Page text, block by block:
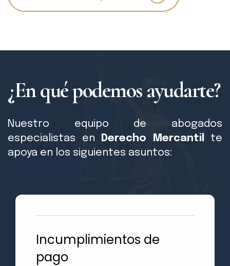
¿En qué podemos ayudarte?
Nuestro equipo de abogados
especialistas en
Derecho Mercantil
te
apoya en los siguientes asuntos:
Incumplimientos de
pago